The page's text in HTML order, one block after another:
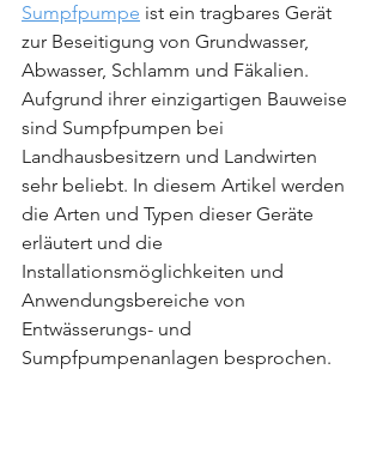
Sumpfpumpe ist ein tragbares Gerät
zur Beseitigung von Grundwasser,
Abwasser, Schlamm und Fäkalien.
Aufgrund ihrer einzigartigen Bauweise
sind Sumpfpumpen bei
Landhausbesitzern und Landwirten
sehr beliebt. In diesem Artikel werden
die Arten und Typen dieser Geräte
erläutert und die
Installationsmöglichkeiten und
Anwendungsbereiche von
Entwässerungs- und
Sumpfpumpenanlagen besprochen.